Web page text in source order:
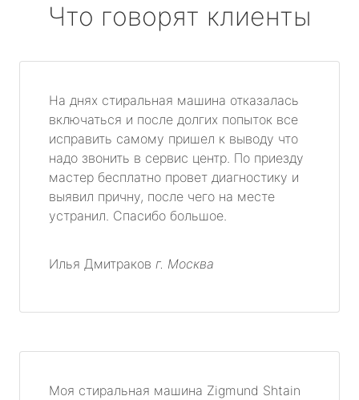
Что говорят клиенты
На днях стиральная машина отказалась
включаться и после долгих попыток все
исправить самому пришел к выводу что
надо звонить в сервис центр. По приезду
мастер бесплатно провет диагностику и
выявил причну, после чего на месте
устранил. Спасибо большое.
Илья Дмитраков г. Москва
Моя стиральная машина Zigmund Shtain